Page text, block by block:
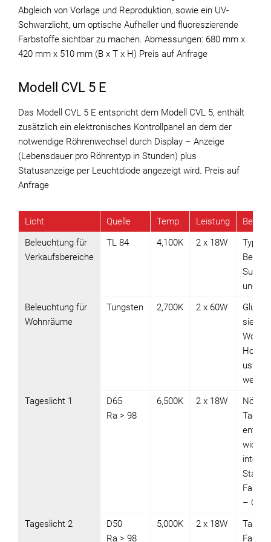
Abgleich von Vorlage und Reproduktion, sowie ein UV-
Schwarzlicht, um optische Aufheller und fluoreszierende
Farbstoffe sichtbar zu machen. Abmessungen: 680 mm x
420 mm x 510 mm (B x T x H) Preis auf Anfrage
Modell CVL 5 E
Das Modell CVL 5 E entspricht dem Modell CVL 5, enthält
zusätzlich ein elektronisches Kontrollpanel an dem der
notwendige Röhrenwechsel durch Display – Anzeige
(Lebensdauer pro Röhrentyp in Stunden) plus
Statusanzeige per Leuchtdiode angezeigt wird. Preis auf
Anfrage
Licht Quelle Temp. Leistung
Beleuchtung für
Verkaufsbereiche
TL 84 4,100K 2 x 18W
und
Beleuchtung für
Wohnräume
Tungsten 2,700K 2 x 60W
sie
usw.
Tageslicht 1
D65
Ra > 98
6,500K 2 x 18W
– CIE
Tageslicht 2
D50
Ra > 98
5,000K 2 x 18W